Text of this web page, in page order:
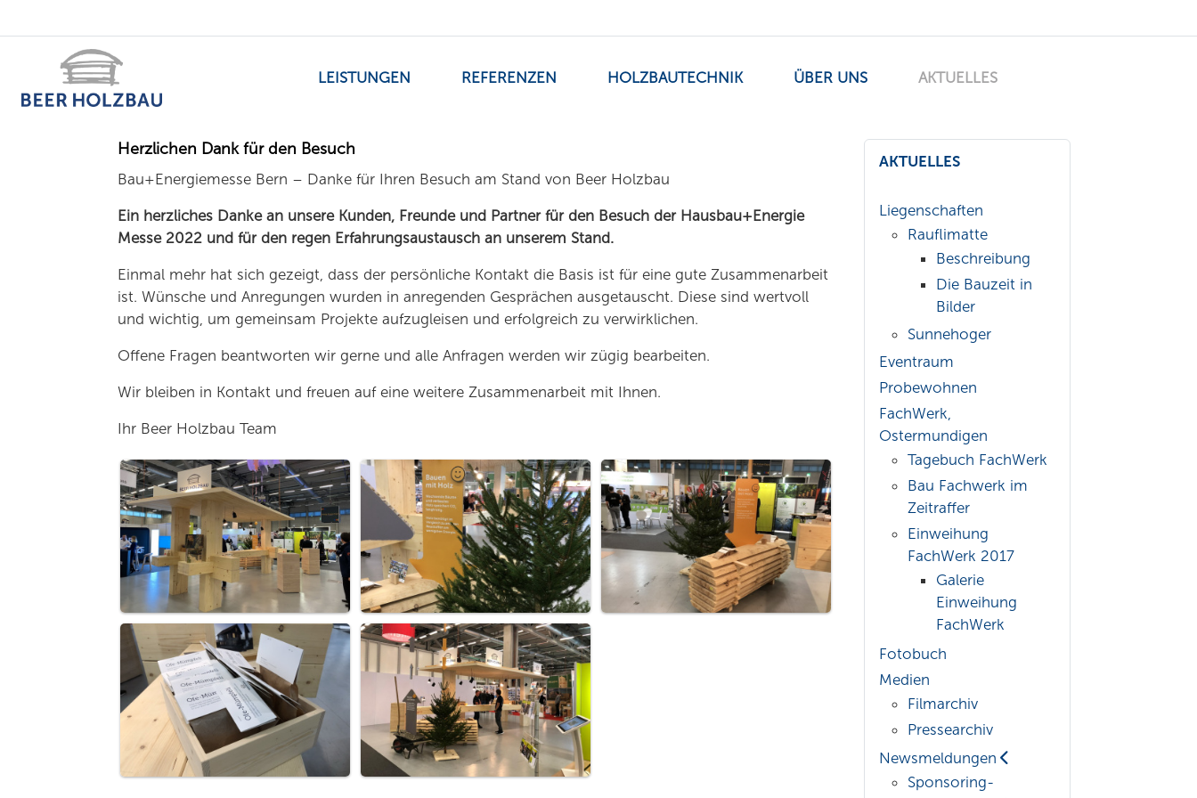
LEISTUNGEN REFERENZEN HOLZBAUTECHNIK ÜBER UNS AKTUELLES
Herzlichen Dank für den Besuch
Bau+Energiemesse Bern – Danke für Ihren Besuch am Stand von Beer Holzbau
Ein herzliches Danke an unsere Kunden, Freunde und Partner für den Besuch der Hausbau+Energie
Messe 2022 und für den regen Erfahrungsaustausch an unserem Stand.
Einmal mehr hat sich gezeigt, dass der persönliche Kontakt die Basis ist für eine gute Zusammenarbeit
ist. Wünsche und Anregungen wurden in anregenden Gesprächen ausgetauscht. Diese sind wertvoll
und wichtig, um gemeinsam Projekte aufzugleisen und erfolgreich zu verwirklichen.
Offene Fragen beantworten wir gerne und alle Anfragen werden wir zügig bearbeiten.
Wir bleiben in Kontakt und freuen auf eine weitere Zusammenarbeit mit Ihnen.
Ihr Beer Holzbau Team
AKTUELLES
Liegenschaften
Rauflimatte
Beschreibung
Die Bauzeit in
Bilder
Sunnehoger
Eventraum
Probewohnen
FachWerk,
Ostermundigen
Tagebuch FachWerk
Bau Fachwerk im
Zeitraffer
Einweihung
FachWerk 2017
Galerie
Einweihung
FachWerk
Fotobuch
Medien
Filmarchiv
Pressearchiv
Newsmeldungen
Sponsoring-